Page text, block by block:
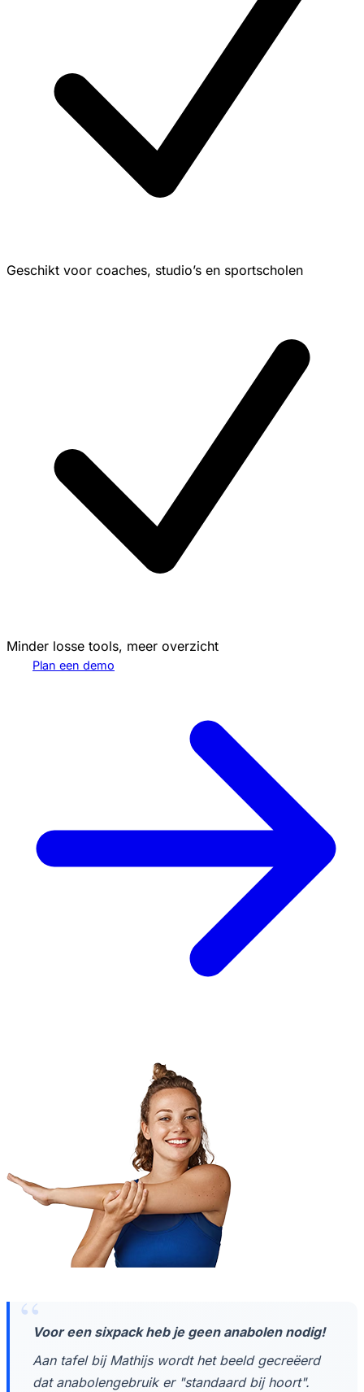
Geschikt voor coaches, studio’s en sportscholen
Minder losse tools, meer overzicht
Plan een demo
Voor een sixpack heb je geen anabolen nodig!
Aan tafel bij Mathijs wordt het beeld gecreëerd
dat anabolengebruik er "standaard bij hoort".